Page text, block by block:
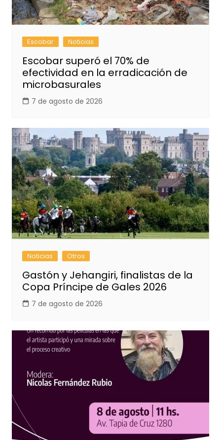
Escobar Noticias
Escobar superó el 70% de
efectividad en la erradicación de
microbasurales
7 de agosto de 2026
Noticias Otros
Gastón y Jehangiri, finalistas de la
Copa Príncipe de Gales 2026
7 de agosto de 2026